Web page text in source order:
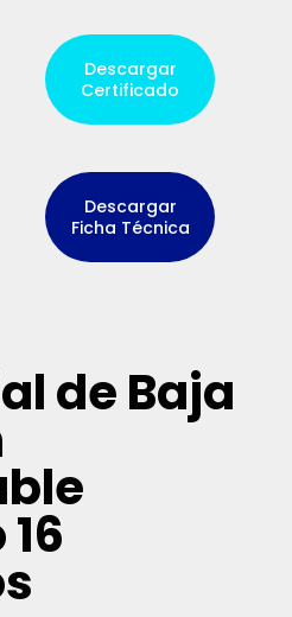
Descargar
Certificado
Descargar
Ficha Técnica
de Baja